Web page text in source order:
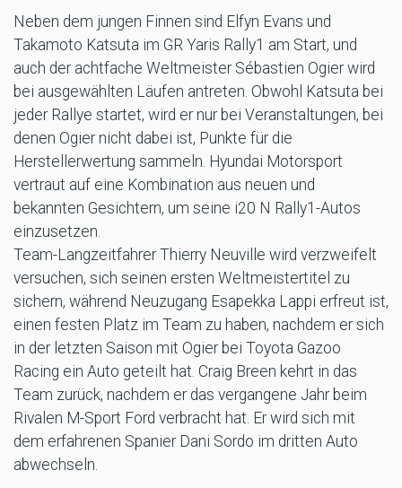
Neben dem jungen Finnen sind Elfyn Evans und
Takamoto Katsuta im GR Yaris Rally1 am Start, und
auch der achtfache Weltmeister Sébastien Ogier wird
bei ausgewählten Läufen antreten. Obwohl Katsuta bei
jeder Rallye startet, wird er nur bei Veranstaltungen, bei
denen Ogier nicht dabei ist, Punkte für die
Herstellerwertung sammeln. Hyundai Motorsport
vertraut auf eine Kombination aus neuen und
bekannten Gesichtern, um seine i20 N Rally1-Autos
einzusetzen.
Team-Langzeitfahrer Thierry Neuville wird verzweifelt
versuchen, sich seinen ersten Weltmeistertitel zu
sichern, während Neuzugang Esapekka Lappi erfreut ist,
einen festen Platz im Team zu haben, nachdem er sich
in der letzten Saison mit Ogier bei Toyota Gazoo
Racing ein Auto geteilt hat. Craig Breen kehrt in das
Team zurück, nachdem er das vergangene Jahr beim
Rivalen M-Sport Ford verbracht hat. Er wird sich mit
dem erfahrenen Spanier Dani Sordo im dritten Auto
abwechseln.